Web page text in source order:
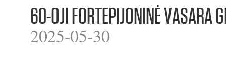
60-OJI FORTEPIJONINĖ VASARA
2025-05-30